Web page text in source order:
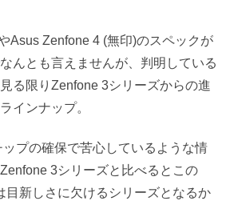
Asus Zenfone 4 (無印)のスペックが
んとも言えませんが、判明している
る限りZenfone 3シリーズからの進
インナップ。
プの確保で苦心しているような情
3シリーズと比べるとこの
目新しさに欠けるシリーズとなるか